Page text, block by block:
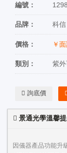
編號： 1298
品牌： 科信
價格： ￥
類別： 紫
詢底價
景通光學溫馨
因儀器產品功能升